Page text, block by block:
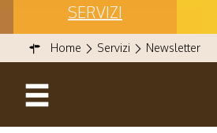
SERVIZI
Home Servizi Newsletter